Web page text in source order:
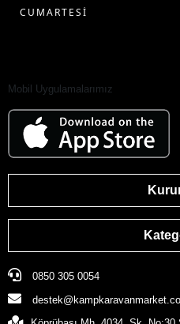
CUMARTESİ
Mobil Uygulamalarımız
0850 305 0054